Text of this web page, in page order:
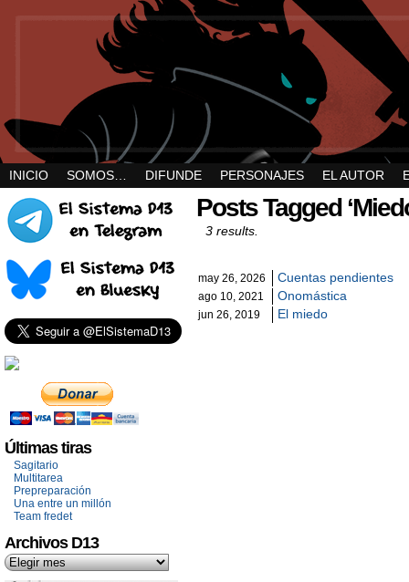
INICIO SOMOS… DIFUNDE PERSONAJES EL AUTOR
Últimas tiras
Sagitario
Multitarea
Prepreparación
Una entre un millón
Team fredet
Archivos D13
Posts Tagged
3 results.
may 26, 2026 Cuentas pendientes
ago 10, 2021 Onomástica
jun 26, 2019 El miedo